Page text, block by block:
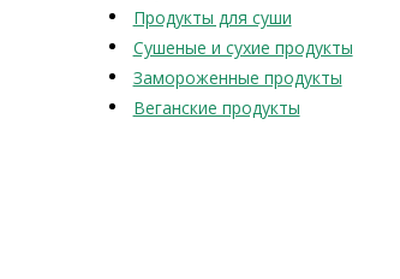
Продукты для суши
Сушеные и сухие продукты
Замороженные продукты
Веганские продукты